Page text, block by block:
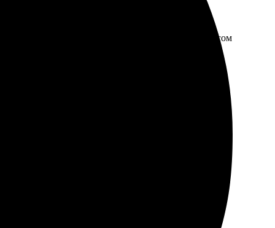
вопросов. Выбор дизайна впечатлил, много
цвета яркие. Доставка пришла вовремя. Сервисом
Качество печати отличное, цвета яркие и
начинаю с улыбки, глядя на любимые моменты!